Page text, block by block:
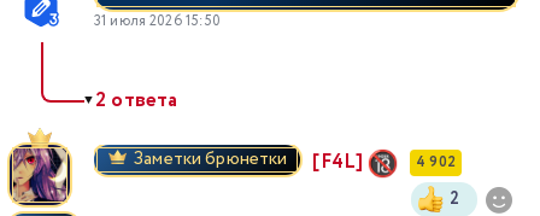
31 июля 2026 15:50
▼2 ответа
Заметки брюнетки [F4L] 4 902
2